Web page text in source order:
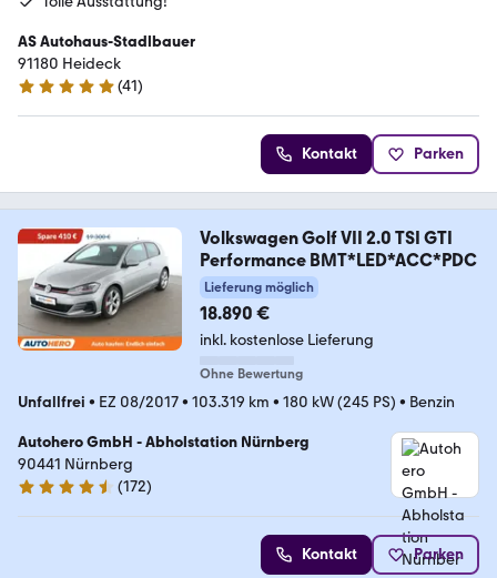
AS Autohaus-Stadlbauer
91180 Heideck
5 Sterne
(41)
Kontakt Parken
Volkswagen Golf VII 2.0 TSI GTI
Performance BMT*LED*ACC*PDC
Lieferung möglich
18.890 €
inkl. kostenlose Lieferung
Ohne Bewertung
Unfallfrei • EZ 08/2017• 103.319 km • 180 kW (245 PS) • Benzin
Autohero GmbH - Abholstation Nürnberg
90441 Nürnberg
4.5 Sterne
(172)
Kontakt Parken